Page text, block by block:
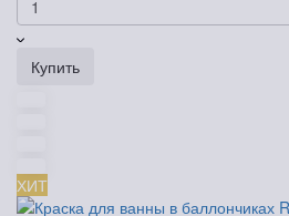
Купить
ХИТ